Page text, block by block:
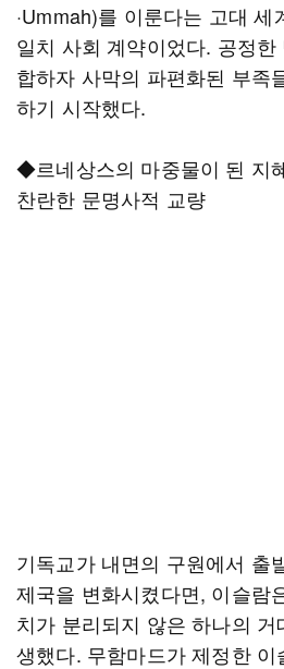
·Ummah)를 이룬다는 고대 세
일치 사회 계약이었다. 공정
합하자 사막의 파편화된 부족
하기 시작했다.
◆르네상스의 마중물이 된 지
찬란한 문명사적 교량
기독교가 내면의 구원에서 출
제국을 변화시켰다면, 이슬람
치가 분리되지 않은 하나의
생했다. 무함마드가 제정한